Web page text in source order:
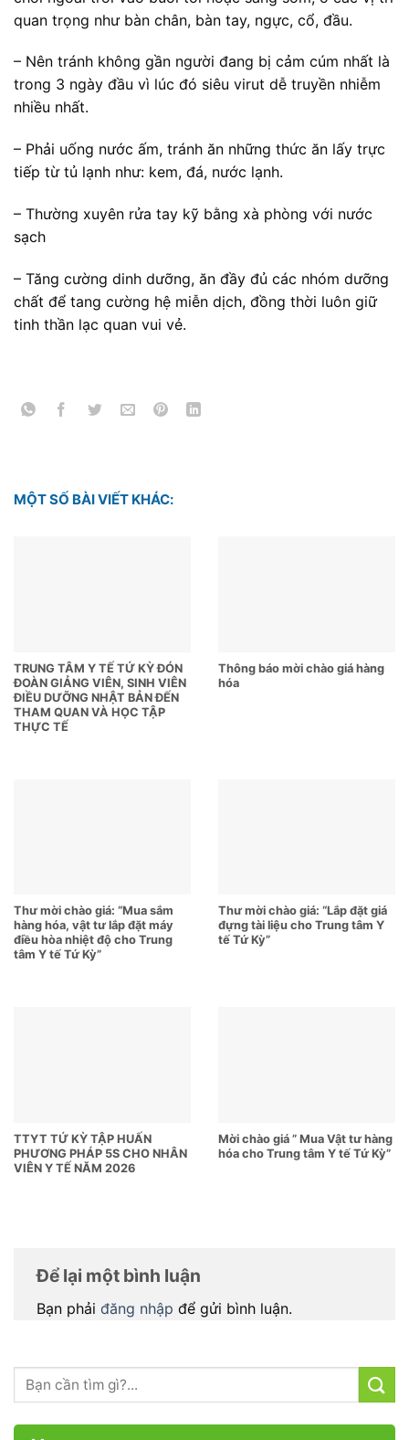
quan trọng như bàn chân, bàn tay, ngực, cổ, đầu.
– Nên tránh không gần người đang bị cảm cúm nhất là
trong 3 ngày đầu vì lúc đó siêu virut dễ truyền nhiễm
nhiều nhất.
– Phải uống nước ấm, tránh ăn những thức ăn lấy trực
tiếp từ tủ lạnh như: kem, đá, nước lạnh.
– Thường xuyên rửa tay kỹ bằng xà phòng với nước
sạch
– Tăng cường dinh dưỡng, ăn đầy đủ các nhóm dưỡng
chất để tang cường hệ miễn dịch, đồng thời luôn giữ
tinh thần lạc quan vui vẻ.
MỘT SỐ BÀI VIẾT KHÁC:
TRUNG TÂM Y TẾ TỨ KỲ ĐÓN
ĐOÀN GIẢNG VIÊN, SINH VIÊN
ĐIỀU DƯỠNG NHẬT BẢN ĐẾN
THAM QUAN VÀ HỌC TẬP
THỰC TẾ
Thông báo mời chào giá hàng
hóa
Thư mời chào giá: “Mua sắm
hàng hóa, vật tư lắp đặt máy
điều hòa nhiệt độ cho Trung
tâm Y tế Tứ Kỳ”
Thư mời chào giá: “Lắp đặt giá
đựng tài liệu cho Trung tâm Y
tế Tứ Kỳ”
TTYT TỨ KỲ TẬP HUẤN
PHƯƠNG PHÁP 5S CHO NHÂN
VIÊN Y TẾ NĂM 2026
Mời chào giá ” Mua Vật tư hàng
hóa cho Trung tâm Y tế Tứ Kỳ”
Để lại một bình luận
Bạn phải đăng nhập để gửi bình luận.